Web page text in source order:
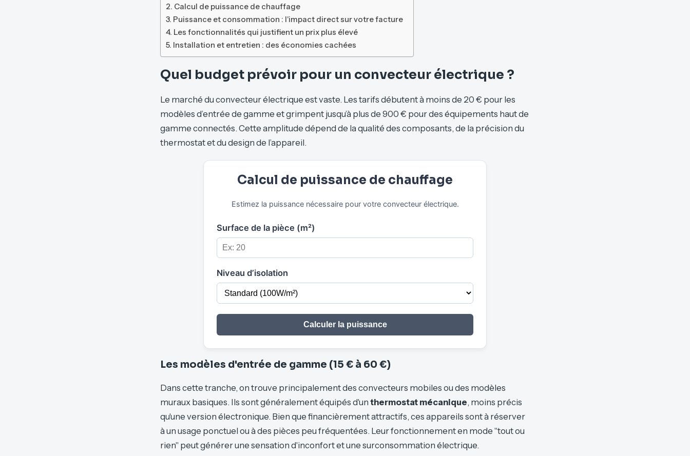
Calcul de puissance de chauffage
Puissance et consommation : l'impact direct sur votre facture
Les fonctionnalités qui justifient un prix plus élevé
Installation et entretien : des économies cachées
Quel budget prévoir pour un convecteur électrique ?
Le marché du convecteur électrique est vaste. Les tarifs débutent à moins de 20 € pour les
modèles d’entrée de gamme et grimpent jusqu’à plus de 900 € pour des équipements haut de
gamme connectés. Cette amplitude dépend de la qualité des composants, de la précision du
thermostat et du design de l’appareil.
Calcul de puissance de chauffage
Estimez la puissance nécessaire pour votre convecteur électrique.
Surface de la pièce (m²)
Niveau d’isolation
Calculer la puissance
Les modèles d'entrée de gamme (15 € à 60 €)
Dans cette tranche, on trouve principalement des convecteurs mobiles ou des modèles
muraux basiques. Ils sont généralement équipés d'un thermostat mécanique, moins précis
qu'une version électronique. Bien que financièrement attractifs, ces appareils sont à réserver
à un usage ponctuel ou à des pièces peu fréquentées. Leur fonctionnement en mode "tout ou
rien" peut générer une sensation d'inconfort et une surconsommation électrique.